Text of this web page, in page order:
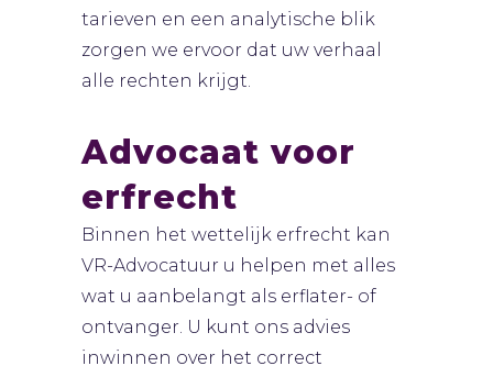
tarieven en een analytische blik
zorgen we ervoor dat uw verhaal
alle rechten krijgt.
Advocaat voor
erfrecht
Binnen het wettelijk erfrecht kan
VR-Advocatuur u helpen met alles
wat u aanbelangt als erflater- of
ontvanger. U kunt ons advies
inwinnen over het correct